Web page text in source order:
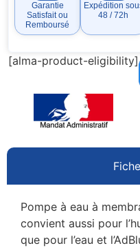
Garantie
Satisfait ou
Remboursé
Expédition
48 / 72h
[alma-product-eligibility]
Pompe à eau à
convient aussi pour
que pour l’eau et